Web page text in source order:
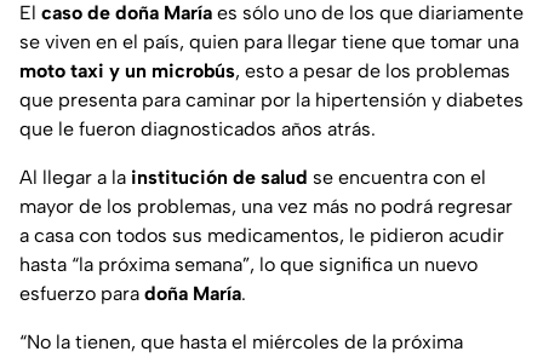
El caso de doña María es sólo uno de los que diariamente
se viven en el país, quien para llegar tiene que tomar una
moto taxi y un microbús, esto a pesar de los problemas
que presenta para caminar por la hipertensión y diabetes
que le fueron diagnosticados años atrás.
Al llegar a la institución de salud se encuentra con el
mayor de los problemas, una vez más no podrá regresar
a casa con todos sus medicamentos, le pidieron acudir
hasta “la próxima semana”, lo que significa un nuevo
esfuerzo para doña María.
“No la tienen, que hasta el miércoles de la próxima